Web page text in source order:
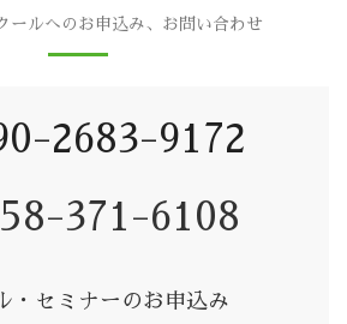
ールへのお申込み、お問い合わせ
2683-9172
371-6108
・セミナーのお申込み